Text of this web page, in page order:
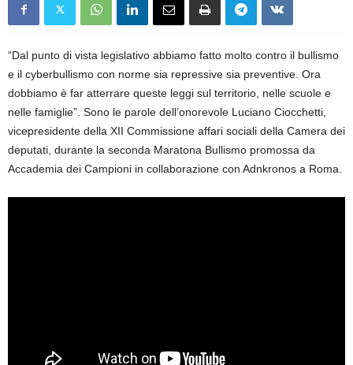
“Dal punto di vista legislativo abbiamo fatto molto contro il bullismo
e il cyberbullismo con norme sia repressive sia preventive. Ora
dobbiamo è far atterrare queste leggi sul territorio, nelle scuole e
nelle famiglie”. Sono le parole dell’onorevole Luciano Ciocchetti,
vicepresidente della XII Commissione affari sociali della Camera dei
deputati, durante la seconda Maratona Bullismo promossa da
Accademia dei Campioni in collaborazione con Adnkronos a Roma.